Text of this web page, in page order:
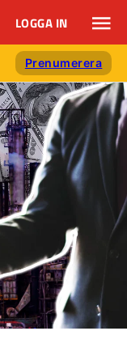
LOGGA IN
Prenumerera